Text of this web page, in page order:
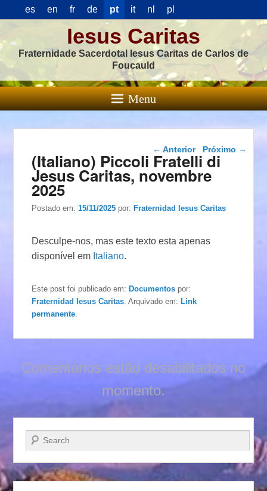
es en fr de pt it nl pl
Iesus Caritas
Fraternidade Sacerdotal Iesus Caritas de Carlos de
Foucauld
Menu
Navegação das
postagens
← Anterior Próximo →
(Italiano) Piccoli Fratelli di
Jesus Caritas, novembre
2025
Postado em:15/11/2025 por:Fraternidad Iesus Caritas
Desculpe-nos, mas este texto esta apenas
disponível em Italiano.
Este post foi publicado em:Documentos por:
Fraternidad Iesus Caritas . Arquivado em:Link
permanente
Comentários estão desabilitados no
momento.
Pesquisar…